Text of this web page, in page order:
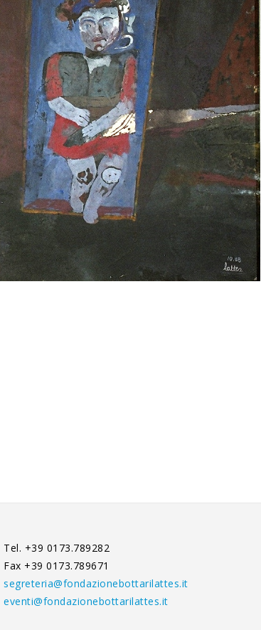
Tel. +39 0173.789282
Fax +39 0173.789671
segreteria@fondazionebottarilattes.it
eventi@fondazionebottarilattes.it